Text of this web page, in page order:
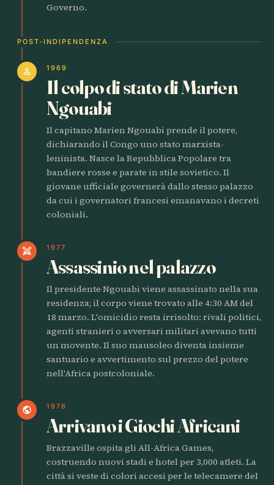
Governo.
POST-INDIPENDENZA
person 1969
Il colpo di stato di Marien
Ngouabi
Il capitano Marien Ngouabi prende il potere,
dichiarando il Congo uno stato marxista-
leninista. Nasce la Repubblica Popolare tra
bandiere rosse e parate in stile sovietico. Il
giovane ufficiale governerà dallo stesso palazzo
da cui i governatori francesi emanavano i decreti
coloniali.
swords 1977
Assassinio nel palazzo
Il presidente Ngouabi viene assassinato nella sua
residenza; il corpo viene trovato alle 4:30 AM del
18 marzo. L'omicidio resta irrisolto: rivali politici,
agenti stranieri o avversari militari avevano tutti
un movente. Il suo mausoleo diventa insieme
santuario e avvertimento sul prezzo del potere
nell'Africa postcoloniale.
public 1978
Arrivano i Giochi Africani
Brazzaville ospita gli All-Africa Games,
costruendo nuovi stadi e hotel per 3,000 atleti. La
città si veste di colori accesi per le telecamere del